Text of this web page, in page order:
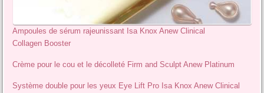
Ampoules de sérum rajeunissant Isa Knox Anew Clinical
Collagen Booster
Crème pour le cou et le décolleté Firm and Sculpt Anew Platinum
Système double pour les yeux Eye Lift Pro Isa Knox Anew Clinical